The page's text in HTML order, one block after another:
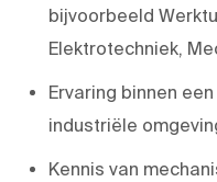
bijvoorbeeld
Elektrotechniek,
Ervaring binnen
industriële
Kennis van